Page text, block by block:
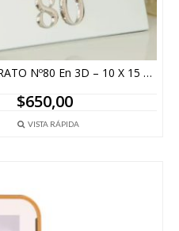
PORTARRETRATO Nº80 En 3D – 10 X 15 CM
$650,00
VISTA RÁPIDA